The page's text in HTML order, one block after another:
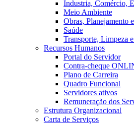
Industria, Comércio,
Meio Ambiente
Obras, Planejamento
Saúde
Transporte, Limpeza
Recursos Humanos
Portal do Servidor
Contra-cheque
Plano de Carreira
Quadro Funcional
Servidores ativos
Remuneração dos
Estrutura Organizacional
Carta de Serviços